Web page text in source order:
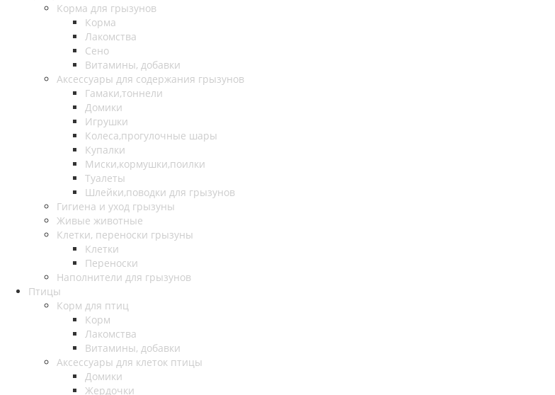
Корма для грызунов
Корма
Лакомства
Сено
Витамины, добавки
Аксессуары для содержания грызунов
Гамаки,тоннели
Домики
Игрушки
Колеса,прогулочные шары
Купалки
Миски,кормушки,поилки
Туалеты
Шлейки,поводки для грызунов
Гигиена и уход грызуны
Живые животные
Клетки, переноски грызуны
Клетки
Переноски
Наполнители для грызунов
Птицы
Корм для птиц
Корм
Лакомства
Витамины, добавки
Аксессуары для клеток птицы
Домики
Жердочки